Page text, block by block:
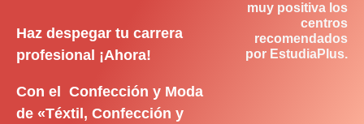
Haz despegar tu carrera
profesional ¡Ahora!
Con el Confección y Moda
de «Téxtil, Confección y
muy positiva los
centros
recomendados
por EstudiaPlus.